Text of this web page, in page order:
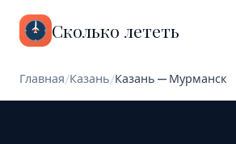
Сколько лететь
Главная/Казань/Казань — Мурманск